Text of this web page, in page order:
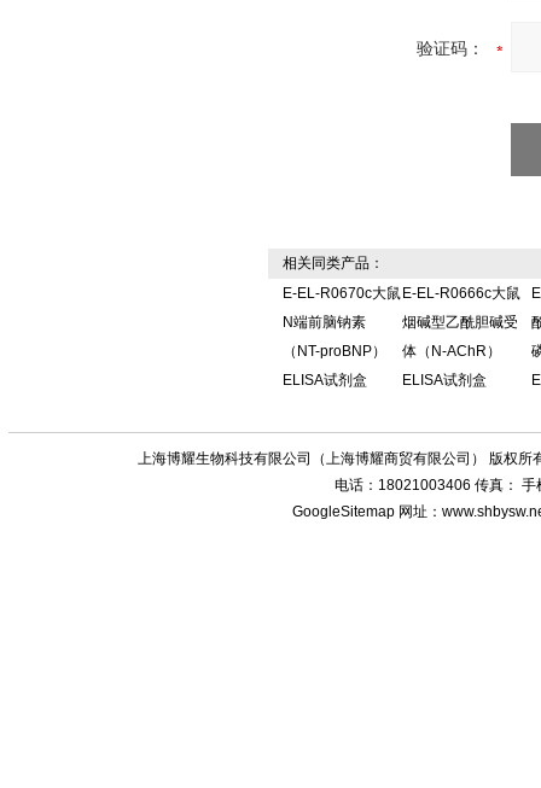
验证码：
相关同类产品：
E-EL-R0670c大鼠
N端前脑钠素
（NT-proBNP）
ELISA试剂盒
E-EL-R0666c大鼠
烟碱型乙酰胆碱受
体（N-AChR）
ELISA试剂盒
上海博耀生物科技有限公司（上海博耀商贸有限公司） 版权所
电话：18021003406 传真： 手
GoogleSitemap 网址：